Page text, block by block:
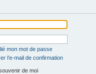
mon mot de passe
l’e-mail de confirmation
de moi